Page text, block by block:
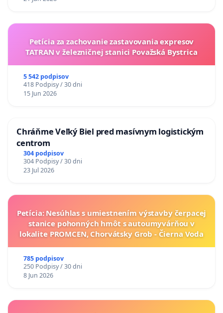
Petícia za zachovanie zastavovania expresov
TATRAN v železničnej stanici Považská Bystrica
5 542 podpisov
418 Podpisy / 30 dni
15 Jun 2026
Chráňme Veľký Biel pred masívnym logistickým
centrom
304 podpisov
304 Podpisy / 30 dni
23 Jul 2026
Petícia: Nesúhlas s umiestnením výstavby čerpacej
stanice pohonných hmôt s autoumyvárňou v
lokalite PROMCEN, Chorvátsky Grob - Čierna Voda
785 podpisov
250 Podpisy / 30 dni
8 Jun 2026